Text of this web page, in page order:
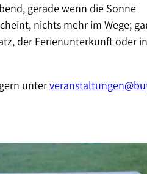
gerade wenn die Sonne
nichts mehr im Wege;
der Ferienunterkunft oder
unter